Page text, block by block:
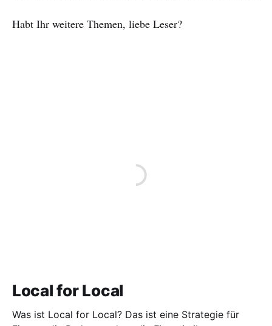
Habt Ihr weitere Themen, liebe Leser?
Local for Local
Was ist Local for Local? Das ist eine Strategie für